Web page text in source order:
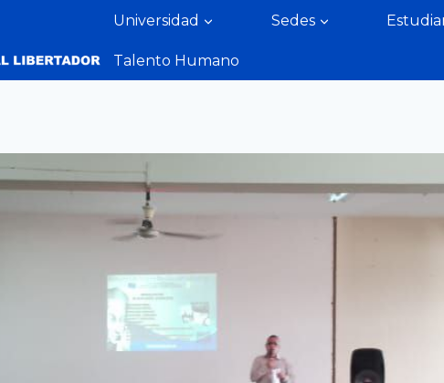
Universidad Sedes
Talento Humano